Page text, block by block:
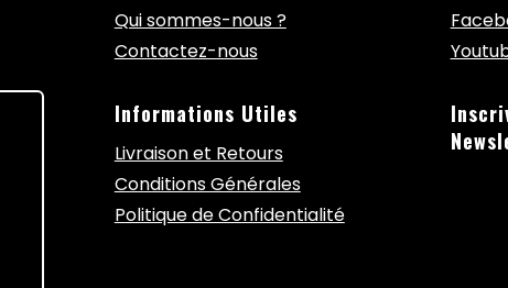
Qui sommes-nous ?
Contactez-nous
Informations Utiles
Livraison et Retours
Conditions Générales
Politique de Confidentialité